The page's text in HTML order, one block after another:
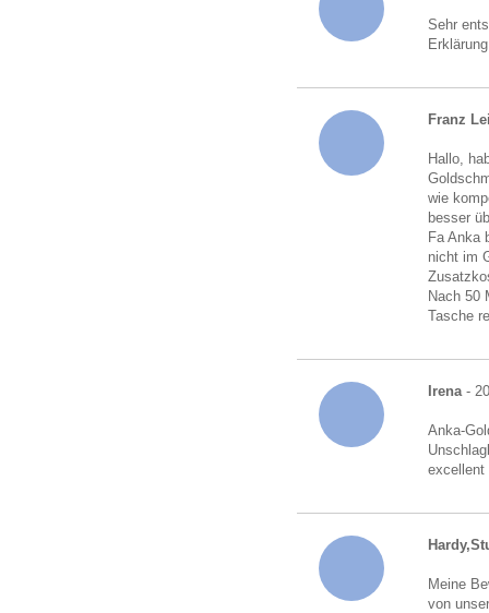
Sehr
Franz
Hallo,
wie
besser
Fa Anka
nicht im
Nach 50
Tasche
Irena-
Anka-
excellent
Meine
von